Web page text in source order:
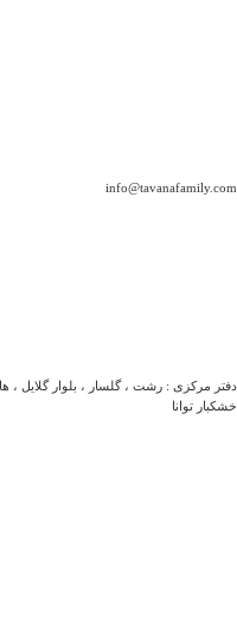
info@tavanafamily.com
دفتر مرکزی : رشت ، گلسار ، بلوار گلایل ،
خشکبار توانا